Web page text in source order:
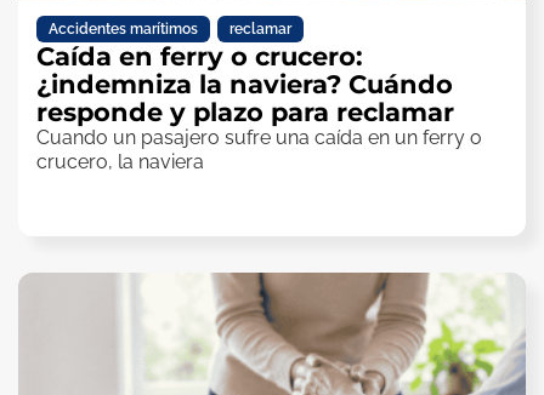
Accidentes marítimos reclamar
Caída en ferry o crucero:
¿indemniza la naviera? Cuándo
responde y plazo para reclamar
Cuando un pasajero sufre una caída en un ferry o
crucero, la naviera